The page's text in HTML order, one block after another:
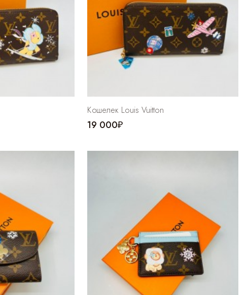
Кошелек Louis Vuitton
19 000₽